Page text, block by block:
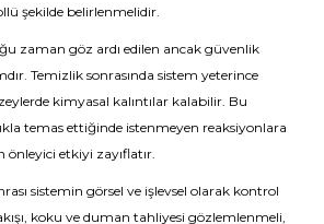
şekilde belirlenmelidir.
zaman göz ardı edilen ancak güvenlik
Temizlik sonrasında sistem yeterince
kimyasal kalıntılar kalabilir. Bu
temas ettiğinde istenmeyen reaksiyonlara
önleyici etkiyi zayıflatır.
sistemin görsel ve işlevsel olarak kontrol
koku ve duman tahliyesi gözlemlenmeli,